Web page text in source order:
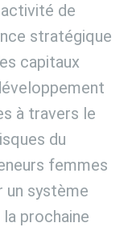
de
stratégique
capitaux
à travers le
du
femmes
un système
prochaine